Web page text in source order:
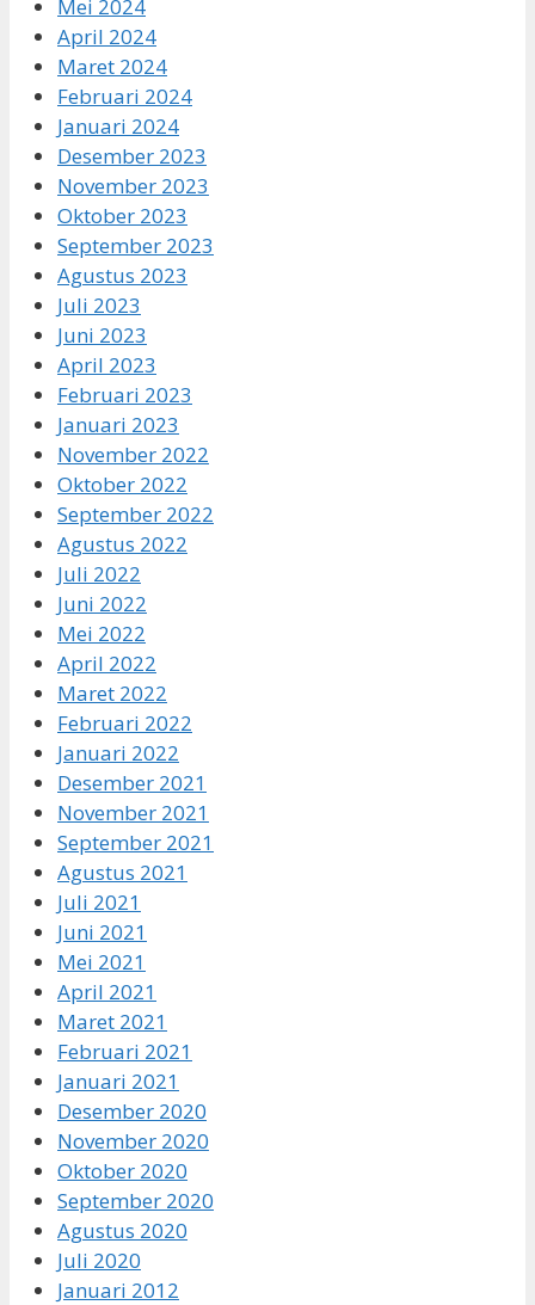
Mei 2024
April 2024
Maret 2024
Februari 2024
Januari 2024
Desember 2023
November 2023
Oktober 2023
September 2023
Agustus 2023
Juli 2023
Juni 2023
April 2023
Februari 2023
Januari 2023
November 2022
Oktober 2022
September 2022
Agustus 2022
Juli 2022
Juni 2022
Mei 2022
April 2022
Maret 2022
Februari 2022
Januari 2022
Desember 2021
November 2021
September 2021
Agustus 2021
Juli 2021
Juni 2021
Mei 2021
April 2021
Maret 2021
Februari 2021
Januari 2021
Desember 2020
November 2020
Oktober 2020
September 2020
Agustus 2020
Juli 2020
Januari 2012